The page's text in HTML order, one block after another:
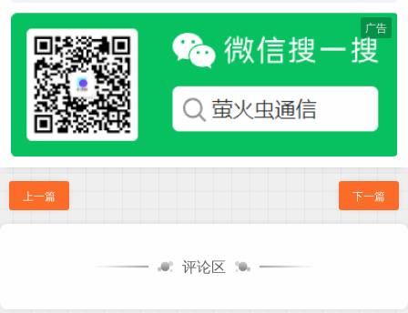
广告
上一篇 下一篇
评论区